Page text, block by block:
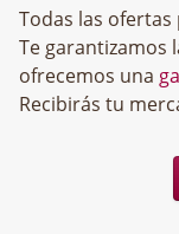
Todas las
Te garantizamos
ofrecemos una
Recibirás tu